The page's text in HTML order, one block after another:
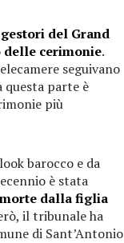
del Grand
cerimonie.
seguivano
questa parte è
più
barocco e da
è stata
dalla figlia
il tribunale ha
di Sant’Antonio